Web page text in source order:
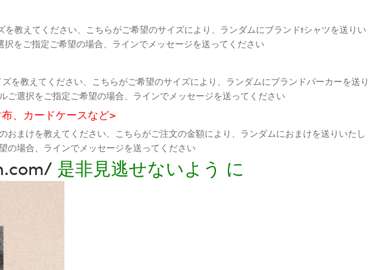
教えてください、こちらがご希望のサイズにより、ランダムにブランドtシャツを送りい
をご指定ご希望の場合、ラインでメッセージを送ってください
を教えてください、こちらがご希望のサイズにより、ランダムにブランドパーカーを送り
選択をご指定ご希望の場合、ラインでメッセージを送ってください
、カードケースなど>
まけを教えてください、こちらがご注文の金額により、ランダムにおまけを送りいたし
の場合、ラインでメッセージを送ってください
是非見逃せないよう に